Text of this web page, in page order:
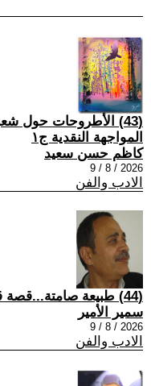
(43) الأطروحات حول
المواجهة النقدية ج١
كاظم حسن سعيد
2026 / 8 / 9
الادب والفن
(44) طبيعة صامتة...قصة قصيرة
سمير الأمير
2026 / 8 / 9
الادب والفن